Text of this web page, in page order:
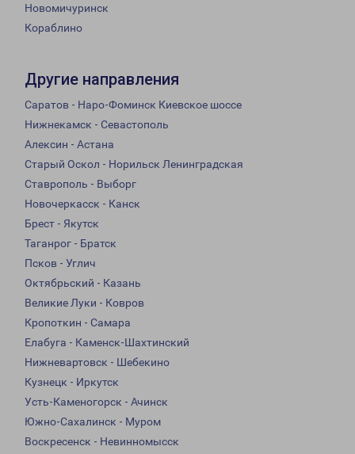
Новомичуринск
Кораблино
Другие направления
Саратов - Наро-Фоминск Киевское шоссе
Нижнекамск - Севастополь
Алексин - Астана
Старый Оскол - Норильск Ленинградская
Ставрополь - Выборг
Новочеркасск - Канск
Брест - Якутск
Таганрог - Братск
Псков - Углич
Октябрьский - Казань
Великие Луки - Ковров
Кропоткин - Самара
Елабуга - Каменск-Шахтинский
Нижневартовск - Шебекино
Кузнецк - Иркутск
Усть-Каменогорск - Ачинск
Южно-Сахалинск - Муром
Воскресенск - Невинномысск